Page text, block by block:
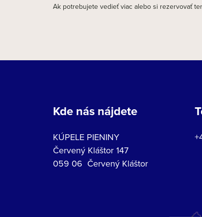
Ak potrebujete vedieť viac alebo si rezervovať
Kde nás nájdete
KÚPELE PIENINY
Červený Kláštor 147
059 06 Červený Kláštor